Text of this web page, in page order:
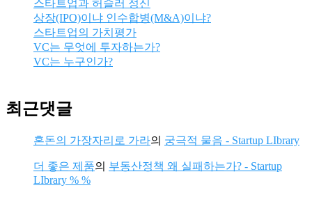
스타트업과 허슬러 정신
상장(IPO)이냐 인수합병(M&A)이냐?
스타트업의 가치평가
VC는 무엇에 투자하는가?
VC는 누구인가?
최근댓글
혼돈의 가장자리로 가라의 궁극적 물음 - Startup LIbrary
더 좋은 제품의 부동산정책 왜 실패하는가? - Startup
LIbrary % %